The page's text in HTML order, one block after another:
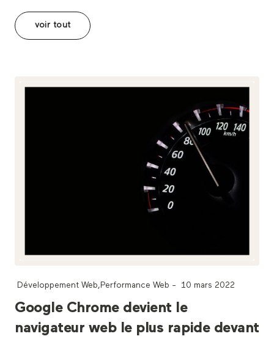
voir tout
Développement Web, Performance Web - 10 mars 2022
Google Chrome devient le
navigateur web le plus rapide devant